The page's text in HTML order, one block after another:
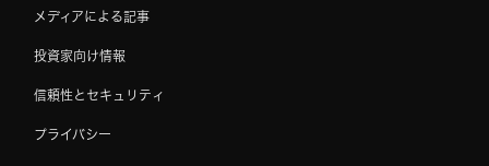
メディアによる記事
投資家向け情報
信頼性とセキュリティ
プライバシー